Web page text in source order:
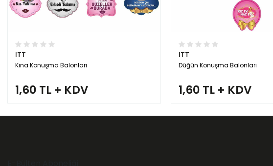
ITT
Kına Konuşma Balonları
1,60 TL + KDV
ITT
Düğün Konuşma Balonları
1,60 TL + KDV